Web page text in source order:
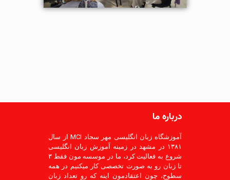
درباره ما
آموزشگاه زبان انگلیسی مهر سجاد MCI از سال
۱۳۸۱ در مشهد در زمینه آموزش زبان انگلیسی
شروع به فعالیت کرد، ما در موسسه مون فقط ۳
تا زبان رو به صورت تخصصی کار میکنیم در همه
سطوح، چون اعتقادمون اینه که رو تعداد زبان